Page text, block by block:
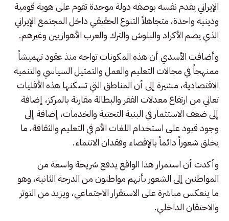
الإيراني يقدم نفسه بوصفه دولة موحدة تقوم على هوية قومية
ودينية واحدة، متجاهلاً التنوع الحقيقي داخل المجتمع الإيراني
الذي يضم الأكراد والبلوش والترك والعرب الأهوازيين وغيرهم.
وأضافت الأسدي أن هذه المكونات تواجه منذ عقود تهميشاً
ممنهجاً في مجالات التعليم والعمل والتمثيل السياسي والتنمية
الاقتصادية، مشيرة إلى أن المناطق التي تسكنها هذه الأقليات
تعاني من ارتفاع معدلات الفقر والبطالة مقارنة بالمركز، إضافة
إلى ضعف الاستثمار في البنية التحتية والخدمات، إضافة إلى
وجود قيود على استخدام اللغات الأم في التعليم والثقافة، ما
يخلق شعوراً دائماً بالإقصاء وفقدان الانتماء.
وأكدت أن استمرار هذا الواقع يدفع شريحة واسعة من
المواطنين إلى الشعور بأنهم مواطنون من الدرجة الثانية، وهو
ما ينعكس مباشرة على الاستقرار الاجتماعي، ويزيد من التوتر
والاحتقان الداخلي.